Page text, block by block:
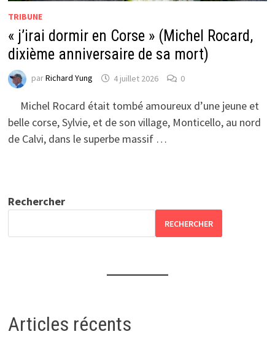
TRIBUNE
« j’irai dormir en Corse » (Michel Rocard,
dixième anniversaire de sa mort)
parRichard Yung 4 juillet 2026 0
Michel Rocard était tombé amoureux d’une jeune et
belle corse, Sylvie, et de son village, Monticello, au nord
de Calvi, dans le superbe massif …
Rechercher
RECHERCHER
Articles récents